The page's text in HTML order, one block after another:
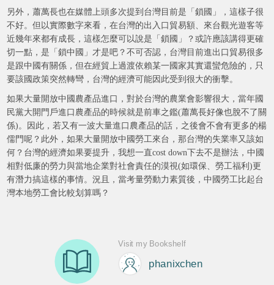
另外，蕭萬長也在媒體上頭多次提到台灣目前是「鎖國」，這樣子很
不好。但以實際數字來看，在台灣的出入口貿易額、來台觀光遊客等
近幾年來都有成長，這樣怎麼可以說是「鎖國」？或許應該講得更確
切一點，是「鎖中國」才是吧？不可否認，台灣目前進出口貿易很多
是跟中國有關係，但在經貿上過渡依賴某一國家其實還蠻危險的，只
要該國政策突然轉彎，台灣的經濟可能因此受到很大的衝擊。
如果大量開放中國農產品進口，對於台灣的農業會影響很大，當年國
民黨大開門戶進口農產品的時候就是前車之鑑(蕭萬長好像也脫不了關
係)。因此，若又有一波大量進口農產品的話，之後會不會有更多的楊
儒門呢？此外，如果大量開放中國勞工來台，那台灣的失業率又該如
何？台灣的經濟如果要提升，我想一直cost down下去不是辦法，中國
相對低廉的勞力與當地企業對社會責任的漠視(如環保、勞工福利)更
有潛力搞這樣的事情。況且，當考量勞動力素質後，中國勞工比起台
灣本地勞工會比較划算嗎？